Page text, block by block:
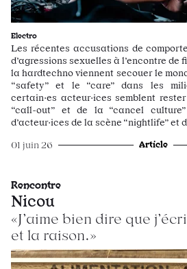
Electro
Les récentes accusations de
d’agressions sexuelles à l’encontre
la hardtechno viennent secouer le
“safety” et le “care” dans les
certain·es acteur·ices semblent
“call-out” et de la “cancel
d’acteur·ices de la scène “nightlife” et
01 juin 26 Article
Rencontre
Nicou
«J’aime bien dire que
et la raison.»